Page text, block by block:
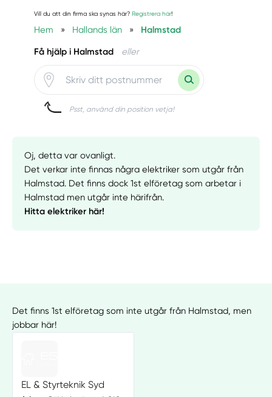
Vill du att din firma ska synas här? Registrera här!
Hem » Hallands län » Halmstad
Få hjälp i Halmstad eller
Psst, använd din position vetja!
Oj, detta var ovanligt.
Det verkar inte finnas några elektriker som utgår från
Halmstad. Det finns dock 1st elföretag som arbetar i
Halmstad men utgår inte härifrån.
Hitta elektriker här!
Det finns 1st elföretag som inte utgår från Halmstad, men
jobbar här!
EL & Styrteknik Syd